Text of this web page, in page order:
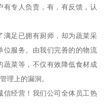
专人负责，有，有反馈，认
满足已拥有厨师，却为蔬菜采
位服务。由我们完善的的物流
蔬菜等，不仅有效降低食材成
理上的漏洞。
信经营！我们公司全体员工热